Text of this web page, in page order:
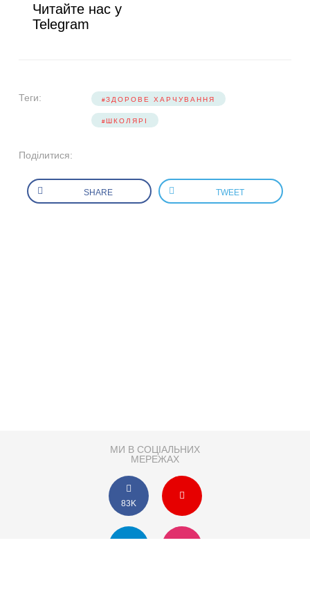
Читайте нас у
Telegram
Теги: ЗДОРОВЕ ХАРЧУВАННЯ
ШКОЛЯРІ
Поділитися:
SHARE TWEET
МИ В СОЦІАЛЬНИХ
МЕРЕЖАХ
83K